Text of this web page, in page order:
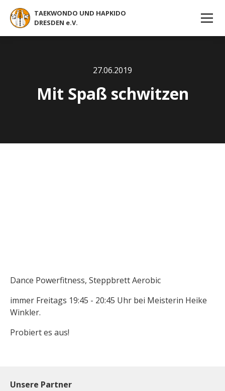
TAEKWONDO UND HAPKIDO
DRESDEN e.V.
27.06.2019
Mit Spaß schwitzen
Dance Powerfitness, Steppbrett Aerobic
immer Freitags 19:45 - 20:45 Uhr bei Meisterin Heike
Winkler.
Probiert es aus!
Unsere Partner